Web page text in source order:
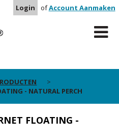
Login ofAccount Aanmaken
- NATURAL PERCH
FLOATING -